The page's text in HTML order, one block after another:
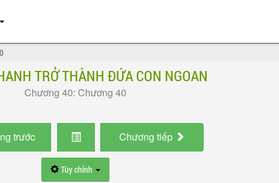
TRỞ THÀNH ĐỨA CON NGOAN
Chương 40: Chương 40
trước Chương tiếp
Tùy chỉnh